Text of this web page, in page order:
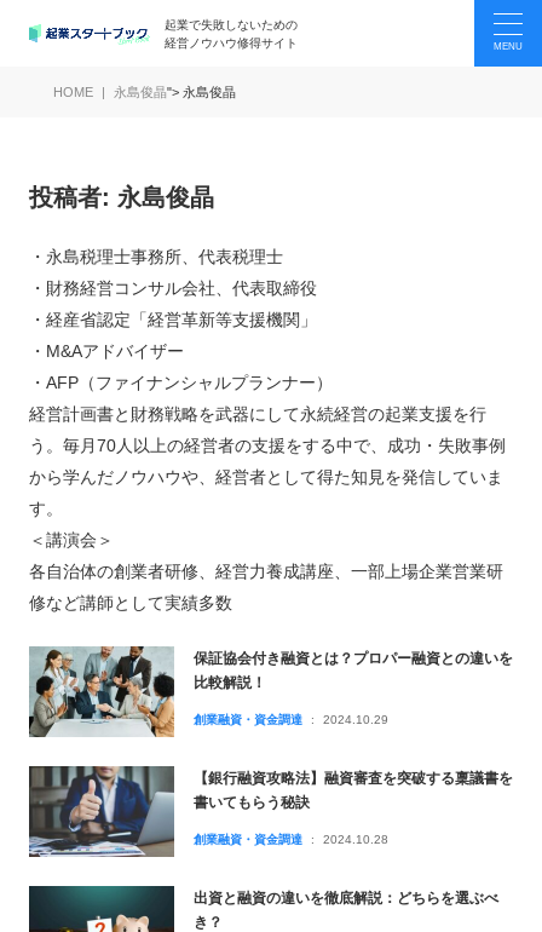
起業で失敗しないための
経営ノウハウ修得サイト
HOME 永島俊晶"> 永島俊晶
投稿者: 永島俊晶
・永島税理士事務所、代表税理士
・財務経営コンサル会社、代表取締役
・経産省認定「経営革新等支援機関」
・M&Aアドバイザー
・AFP（ファイナンシャルプランナー）
経営計画書と財務戦略を武器にして永続経営の起業支援を行
う。毎月70人以上の経営者の支援をする中で、成功・失敗事例
から学んだノウハウや、経営者として得た知見を発信していま
す。
＜講演会＞
各自治体の創業者研修、経営力養成講座、一部上場企業営業研
修など講師として実績多数
保証協会付き融資とは？プロパー融資との違いを
比較解説！
創業融資・資金調達 2024.10.29
【銀行融資攻略法】融資審査を突破する稟議書を
書いてもらう秘訣
創業融資・資金調達 2024.10.28
出資と融資の違いを徹底解説：どちらを選ぶべ
き？